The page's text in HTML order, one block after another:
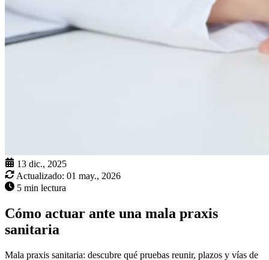
13 dic., 2025
Actualizado: 01 may., 2026
5 min lectura
Cómo actuar ante una mala praxis
sanitaria
Mala praxis sanitaria: descubre qué pruebas reunir, plazos y vías de